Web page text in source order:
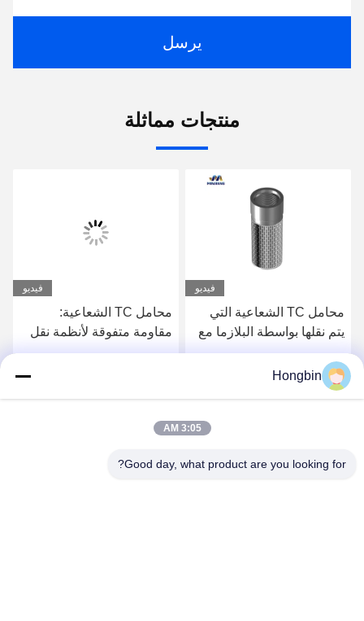
يرسل
منتجات مماثلة
فيديو
محامل TC الشعاعية التي
يتم نقلها بواسطة البلازما مع
تحسين المتانة لمحرك الحفر
فيديو
محامل TC الشعاعية:
مقاومة متفوقة لأنظمة نقل
السيارات بواسطة قوس نقل
Hongbin
3:05 AM
Good day, what product are you looking for?